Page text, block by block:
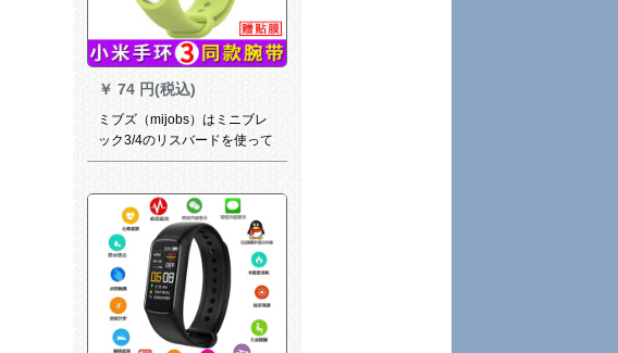
￥ 74 円(税込)
ミブズ（mijobs）はミニブレ
ック3/4のリスバードを使って
います。同タワーのシカリゲ
ーンドは防水防止ソフトのリ
ントです。緑です。